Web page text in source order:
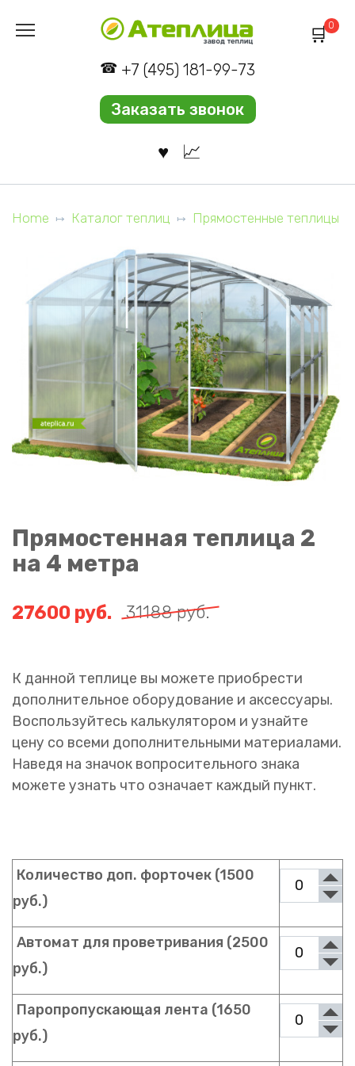
+7 (495) 181-99-73
Заказать звонок
0
Home Каталог теплиц Прямостенные теплицы
Прямостенная теплица 2
на 4 метра
31188руб.
27600 руб.
К данной теплице вы можете приобрести
дополнительное оборудование и аксессуары.
Воспользуйтесь калькулятором и узнайте
цену со всеми дополнительными материалами.
Наведя на значок вопросительного знака
можете узнать что означает каждый пункт.
Количество доп. форточек (1500
руб.)
Автомат для проветривания (2500
руб.)
Паропропускающая лента (1650
руб.)